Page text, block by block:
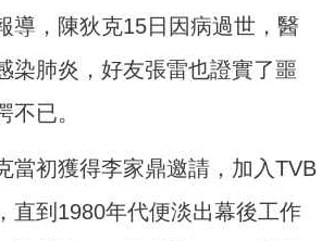
導，陳狄克15日因病過世，醫
染肺炎，好友張雷也證實了噩
不已。
當初獲得李家鼎邀請，加入TVB
直到1980年代便淡出幕後工作